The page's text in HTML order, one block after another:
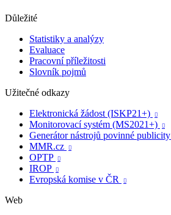
Důležité
Statistiky a analýzy
Evaluace
Pracovní příležitosti
Slovník pojmů
Užitečné odkazy
Elektronická žádost (ISKP21+)

Monitorovací systém (MS2021+) 
Generátor nástrojů povinné publicity
MMR.cz 
OPTP 
IROP 
Evropská komise v ČR 
Web